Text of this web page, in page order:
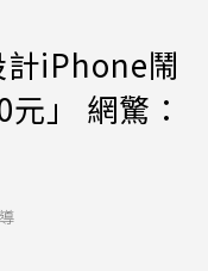
iPhone鬧
」 網驚：